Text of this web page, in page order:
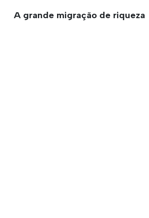
A grande migração de riqueza